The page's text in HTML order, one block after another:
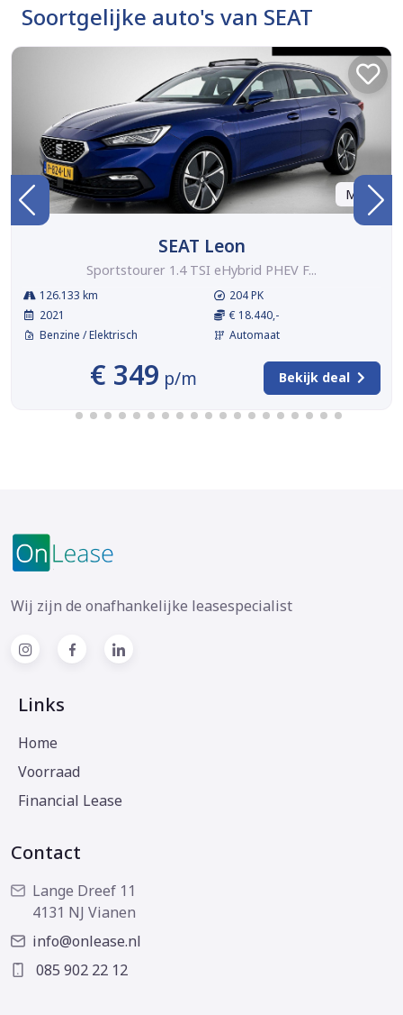
Soortgelijke auto's van SEAT
Marge
SEAT Leon
Sportstourer 1.4 TSI eHybrid PHEV F...
126.133 km
2021
Benzine / Elektrisch
204 PK
€ 18.440,-
Automaat
€ 349 p/m Bekijk deal
Wij zijn de onafhankelijke leasespecialist
Links
Home
Voorraad
Financial Lease
Contact
Lange Dreef 11
4131 NJ Vianen
info@onlease.nl
085 902 22 12